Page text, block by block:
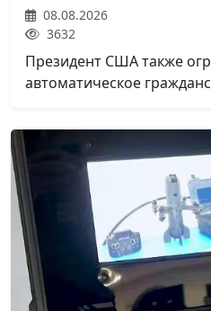
08.08.2026
3632
Президент США также
автоматическое